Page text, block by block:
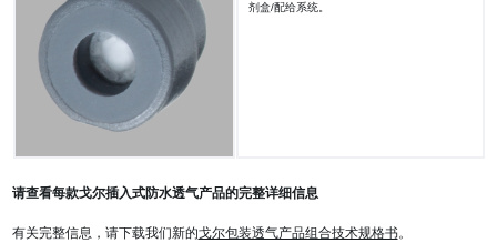
剂盒/配给系统。
请查看每款戈尔插入式防水透气产品的完整详细信息
有关完整信息，请下载我们新的戈尔包装透气产品组合技术规格书。